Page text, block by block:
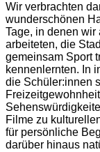
Wir verbrachten
wunderschönen
Tage, in denen
arbeiteten, die
gemeinsam Sport
kennenlernten. In
die Schüler:innen
Filme zu
für persönliche
darüber hinaus